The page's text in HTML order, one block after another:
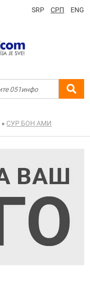
SRP СРП ENG
» СУР БОН АМИ